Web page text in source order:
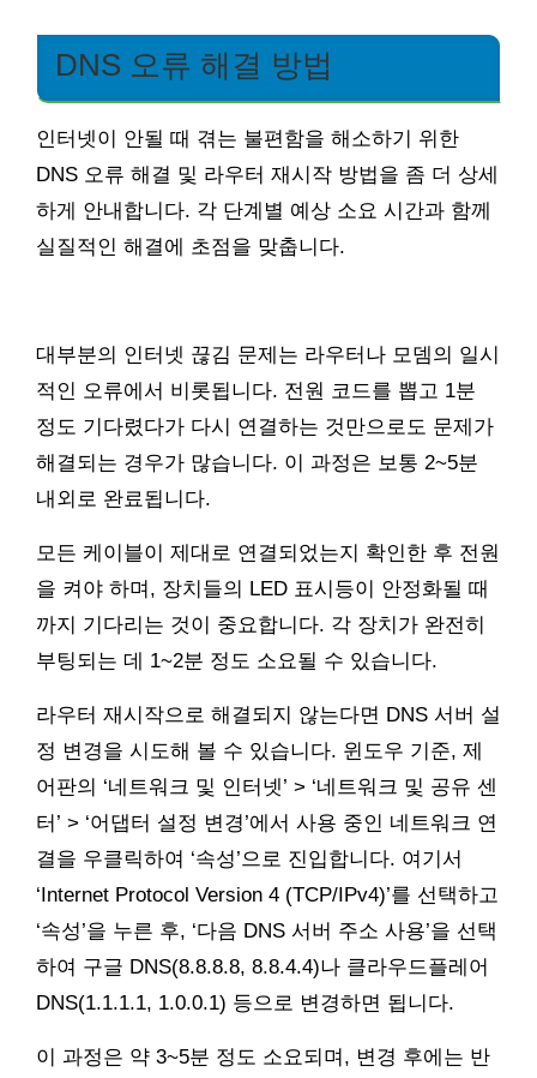
DNS 오류 해결 방법
인터넷이 안될 때 겪는 불편함을 해소하기 위한
DNS 오류 해결 및 라우터 재시작 방법을 좀 더 상세
하게 안내합니다. 각 단계별 예상 소요 시간과 함께
실질적인 해결에 초점을 맞춥니다.
대부분의 인터넷 끊김 문제는 라우터나 모뎀의 일시
적인 오류에서 비롯됩니다. 전원 코드를 뽑고 1분
정도 기다렸다가 다시 연결하는 것만으로도 문제가
해결되는 경우가 많습니다. 이 과정은 보통 2~5분
내외로 완료됩니다.
모든 케이블이 제대로 연결되었는지 확인한 후 전원
을 켜야 하며, 장치들의 LED 표시등이 안정화될 때
까지 기다리는 것이 중요합니다. 각 장치가 완전히
부팅되는 데 1~2분 정도 소요될 수 있습니다.
라우터 재시작으로 해결되지 않는다면 DNS 서버 설
정 변경을 시도해 볼 수 있습니다. 윈도우 기준, 제
어판의 ‘네트워크 및 인터넷’ > ‘네트워크 및 공유 센
터’ > ‘어댑터 설정 변경’에서 사용 중인 네트워크 연
결을 우클릭하여 ‘속성’으로 진입합니다. 여기서
‘Internet Protocol Version 4 (TCP/IPv4)’를 선택하고
‘속성’을 누른 후, ‘다음 DNS 서버 주소 사용’을 선택
하여 구글 DNS(8.8.8.8, 8.8.4.4)나 클라우드플레어
DNS(1.1.1.1, 1.0.0.1) 등으로 변경하면 됩니다.
이 과정은 약 3~5분 정도 소요되며, 변경 후에는 반